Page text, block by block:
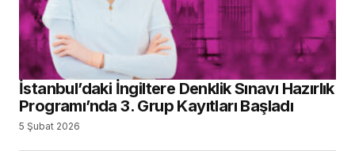
İstanbul’daki İngiltere Denklik Sınavı Hazırlık
Programı’nda 3. Grup Kayıtları Başladı
5 Şubat 2026